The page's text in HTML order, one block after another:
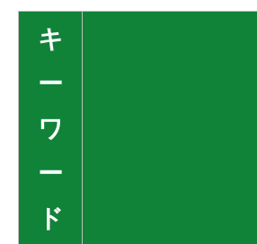
キ
ー
ワ
ー
ド